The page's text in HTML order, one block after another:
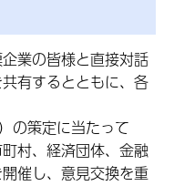
業の皆様と直接対話
有するとともに、各
の策定に当たって
村、経済団体、金融
催し、意見交換を重